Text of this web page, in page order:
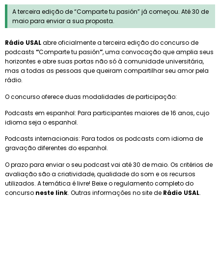
A terceira edição de “Comparte tu pasión” já começou. Até 30 de
maio para enviar a sua proposta.
Rádio USALabre oficialmente a terceira edição do concurso de
podcasts “Comparte tu pasión”, uma convocação que amplia seus
horizontes e abre suas portas não só à comunidade universitária,
mas a todas as pessoas que queiram compartilhar seu amor pela
rádio.
O concurso oferece duas modalidades de participação:
Podcasts em espanhol: Para participantes maiores de 16 anos, cujo
idioma seja o espanhol.
Podcasts internacionais: Para todos os podcasts com idioma de
gravação diferentes do espanhol.
O prazo para enviar o seu podcast vai até 30 de maio. Os critérios de
avaliação são a criatividade, qualidade do som e os recursos
utilizados. A temática é livre! Beixe o regulamento completo do
concurso neste link. Outras informações no site de Rádio USAL.